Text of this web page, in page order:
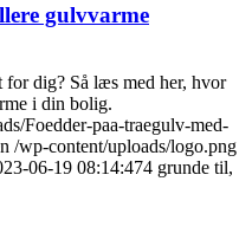
gulvvarme
dig? Så læs med her, hvor
i din bolig.
Foedder-paa-traegulv-med-
/wp-content/uploads/logo.png
06-19 08:14:474 grunde til,